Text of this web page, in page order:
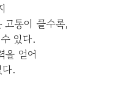
고통이 클수록,
있다.
을 얻어
.